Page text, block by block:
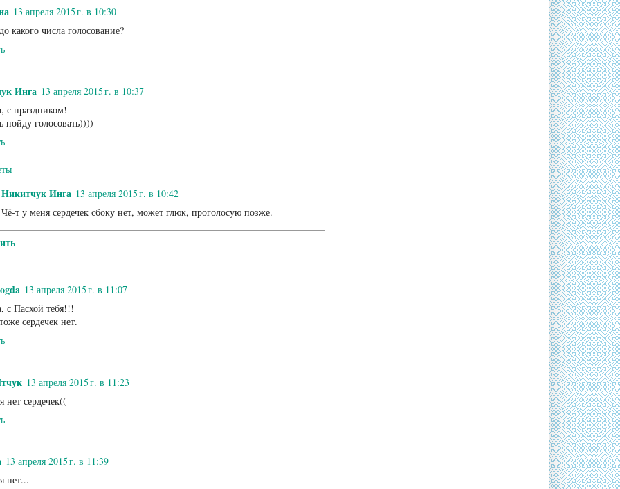
13 апреля 2015 г. в 10:30
какого числа голосование?
Инга 13 апреля 2015 г. в 10:37
с праздником!
пойду голосовать))))
Никитчук Инга 13 апреля 2015 г. в 10:42
Чё-т у меня сердечек сбоку нет, может глюк, проголосую позже.
13 апреля 2015 г. в 11:07
с Пасхой тебя!!!
сердечек нет.
13 апреля 2015 г. в 11:23
нет сердечек((
13 апреля 2015 г. в 11:39
нет...